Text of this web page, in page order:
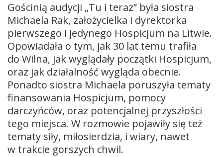
Gościnią audycji „Tu i teraz” była siostra
Michaela Rak, założycielka i dyrektorka
pierwszego i jedynego Hospicjum na Litwie.
Opowiadała o tym, jak 30 lat temu trafiła
do Wilna, jak wyglądały początki Hospicjum,
oraz jak działalność wygląda obecnie.
Ponadto siostra Michaela poruszyła tematy
finansowania Hospicjum, pomocy
darczyńców, oraz potencjalnej przyszłości
tego miejsca. W rozmowie pojawiły się też
tematy siły, miłosierdzia, i wiary, nawet
w trakcie gorszych chwil.